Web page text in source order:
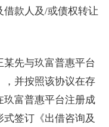
款人及/或债权转让
先与玖富普惠平台
，并按照该协议在存
玖富普惠平台注册成
签订《出借咨询及